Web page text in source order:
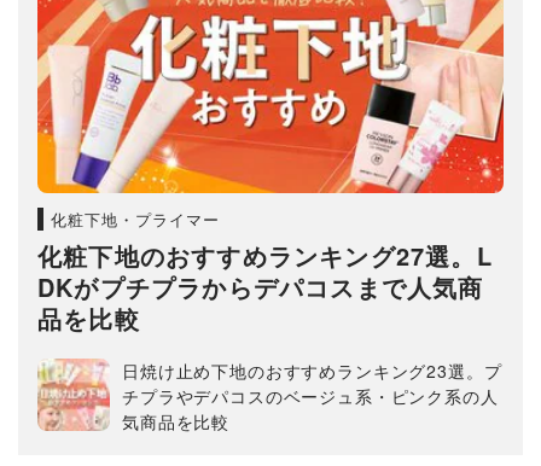
化粧下地・プライマー
化粧下地のおすすめランキング27選。L
DKがプチプラからデパコスまで人気商
品を比較
日焼け止め下地のおすすめランキング23選。プ
チプラやデパコスのベージュ系・ピンク系の人
気商品を比較